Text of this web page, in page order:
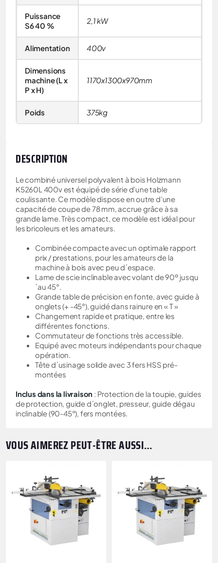
Puissance
S6 40 %
2,1 kW
Alimentation 400v
Dimensions
machine (L x
P x H)
1170x1300x970mm
Poids 375kg
DESCRIPTION
Le combiné universel polyvalent à bois Holzmann
K5260L 400v est équipé de série d’une table
coulissante. Ce modèle dispose en outre d’une
capacité de coupe de 78 mm, accrue grâce à sa
grande lame. Très compact, ce modèle est idéal pour
les bricoleurs et les amateurs.
Combinée compacte avec un optimale rapport
prix / prestations, pour les amateurs de la
machine à bois avec peu d´espace.
Lame de scie inclinable avec volant de 90º jusqu
´au 45°.
Grande table de précision en fonte, avec guide à
onglets (+ -45°), guidé dans rainure en « T »
Changement rapide et pratique, entre les
différentes fonctions.
Commutateur de fonctions très accessible.
Equipé avec moteurs indépendants pour chaque
opération.
Tête d´usinage solide avec 3 fers HSS pré-
montées
Inclus dans la livraison : Protection de la toupie, guides
de protection, guide d´onglet, presseur, guide dégau
inclinable (90-45°), fers montées.
VOUS AIMEREZ PEUT-ÊTRE AUSSI…